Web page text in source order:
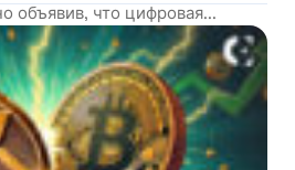
объявив, что цифровая...